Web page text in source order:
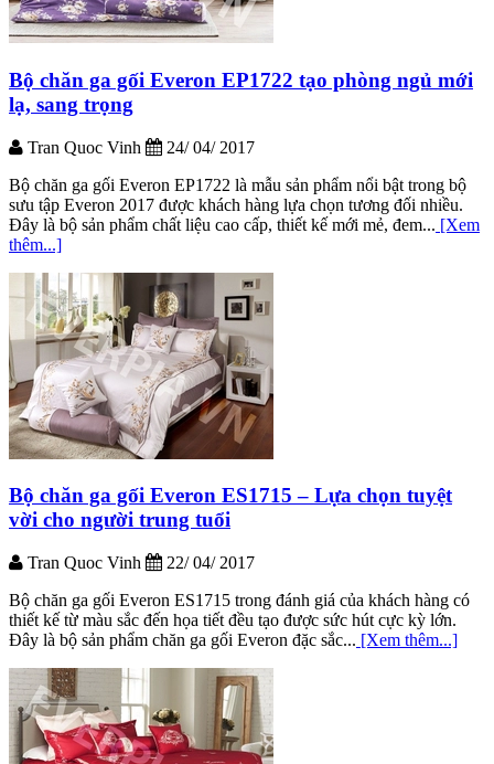
Bộ chăn ga gối Everon EP1722 tạo phòng ngủ mới
lạ, sang trọng
Tran Quoc Vinh
24/ 04/ 2017
Bộ chăn ga gối Everon EP1722 là mẫu sản phẩm nổi bật trong bộ
sưu tập Everon 2017 được khách hàng lựa chọn tương đối nhiều.
Đây là bộ sản phẩm chất liệu cao cấp, thiết kế mới mẻ, đem... [Xem
thêm...]
Bộ chăn ga gối Everon ES1715 – Lựa chọn tuyệt
vời cho người trung tuổi
Tran Quoc Vinh
22/ 04/ 2017
Bộ chăn ga gối Everon ES1715 trong đánh giá của khách hàng có
thiết kế từ màu sắc đến họa tiết đều tạo được sức hút cực kỳ lớn.
Đây là bộ sản phẩm chăn ga gối Everon đặc sắc... [Xem thêm...]